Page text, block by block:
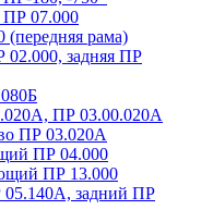
07.000
рама)
02.000, задняя ПР
ПР 03.00.020А
ПР 03.020A
ПР 04.000
ПР 13.000
задний ПР